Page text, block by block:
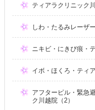
ティアラクリニック
しわ・たるみレーザ
ニキビ・にきび痕・
イボ・ほくろ・ティ
アフターピル・緊急
ク川越院（2）